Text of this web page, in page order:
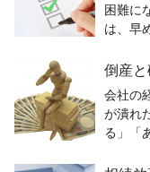
困難に
は、早
倒産と
会社の
が潰れ
る」「